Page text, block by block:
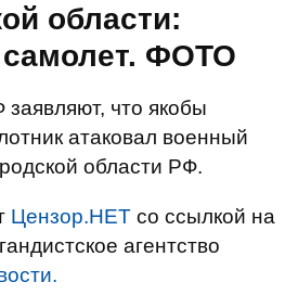
области:
ФОТО
что якобы
атаковал военный
области РФ.
Цензор.НЕТ со ссылкой на
агентство